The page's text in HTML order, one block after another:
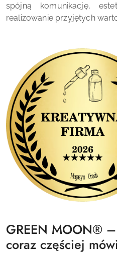
spójną komunikację,
realizowanie przyjętych
GREEN MOON®
coraz częściej